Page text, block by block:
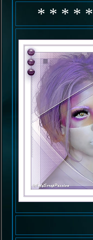
* * * *